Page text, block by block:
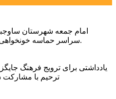
امام جمعه شهرستان
سراسر حماسه خونخواهی و مرگ بر آمریکا و اسرائیل بود.
یادداشتی برای ترویج فرهنگ
ترحیم با مشارکت